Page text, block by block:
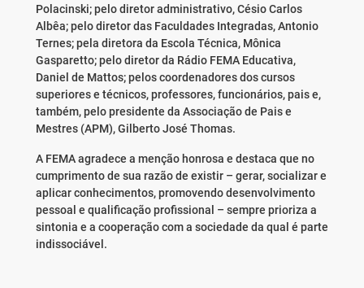
Polacinski; pelo diretor administrativo, Césio Carlos
Albêa; pelo diretor das Faculdades Integradas, Antonio
Ternes; pela diretora da Escola Técnica, Mônica
Gasparetto; pelo diretor da Rádio FEMA Educativa,
Daniel de Mattos; pelos coordenadores dos cursos
superiores e técnicos, professores, funcionários, pais e,
também, pelo presidente da Associação de Pais e
Mestres (APM), Gilberto José Thomas.
A FEMA agradece a menção honrosa e destaca que no
cumprimento de sua razão de existir – gerar, socializar e
aplicar conhecimentos, promovendo desenvolvimento
pessoal e qualificação profissional – sempre prioriza a
sintonia e a cooperação com a sociedade da qual é parte
indissociável.